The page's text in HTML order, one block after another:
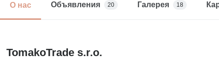
О нас Объявления 20 Галерея 18
TomakoTrade s.r.o.